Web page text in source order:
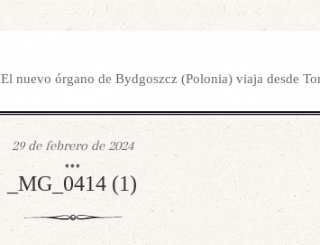
El nuevo órgano de Bydgoszcz (Polonia) viaja desde
29 de febrero de 2024
_MG_0414 (1)